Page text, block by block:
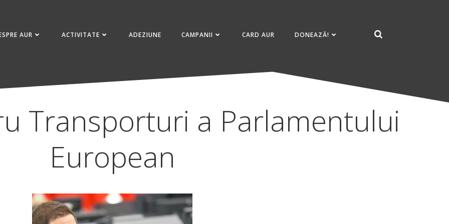
AUR ACTIVITATE ADEZIUNE CAMPANII CARD AUR DONEAZĂ!
Transporturi a Parlamentului
European